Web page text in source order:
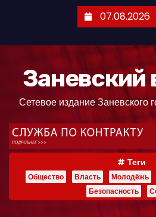
07.08.2026
Заневский
Сетевое издание Заневского
Теги
Общество Власть Молодёжь
Безопасность